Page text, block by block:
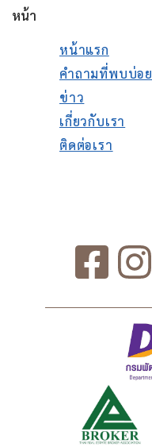
หน้า
หน้าแรก
คำถามที่พบบ่อย
ข่าว
เกี่ยวกับเรา
ติดต่อเรา